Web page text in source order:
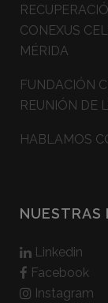
CONEXUS
MÉRIDA
FUNDACIÓN
REUNIÓN DE
HABLAMOS
NUESTRAS
Linkedin
Facebook
Instagram